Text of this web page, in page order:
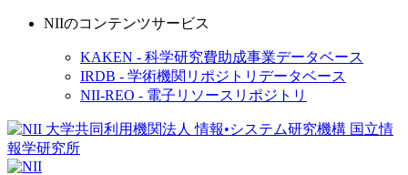
NIIのコンテンツサービス
KAKEN - 科学研究費助成事業データベース
IRDB - 学術機関リポジトリデータベース
NII-REO - 電子リソースリポジトリ